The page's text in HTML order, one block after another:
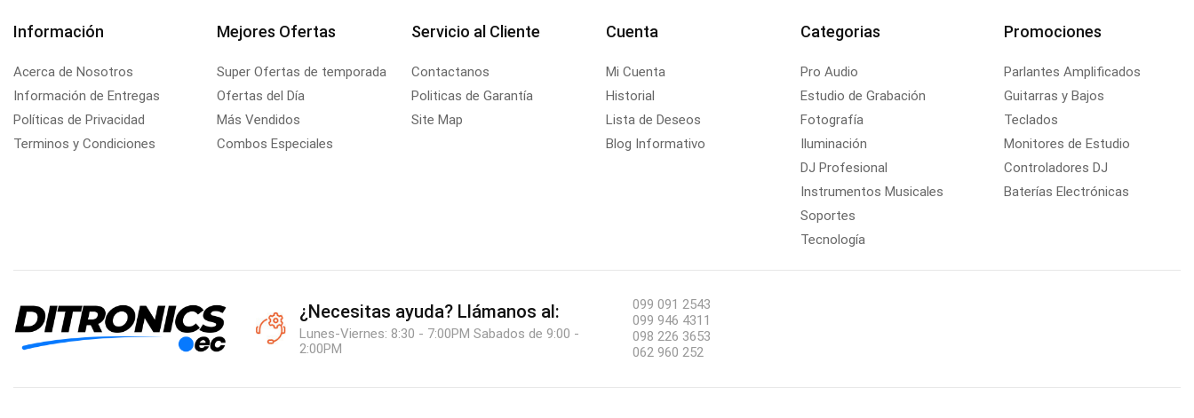
Información
Acerca de Nosotros
Información de Entregas
Políticas de Privacidad
Terminos y Condiciones
Mejores Ofertas
Super Ofertas de temporada
Ofertas del Día
Más Vendidos
Combos Especiales
Servicio al Cliente
Contactanos
Politicas de Garantía
Site Map
Cuenta
Mi Cuenta
Historial
Lista de Deseos
Blog Informativo
Categorias
Pro Audio
Estudio de Grabación
Fotografía
Iluminación
DJ Profesional
Instrumentos Musicales
Soportes
Tecnología
Promociones
Parlantes Amplificados
Guitarras y Bajos
Teclados
Monitores de Estudio
Controladores DJ
Baterías Electrónicas
¿Necesitas ayuda? Llámanos al:
Lunes-Viernes: 8:30 - 7:00PM Sabados de 9:00 -
2:00PM
099 091 2543
099 946 4311
098 226 3653
062 960 252